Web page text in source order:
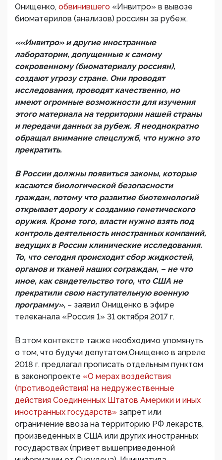
Онищенко, обвинившего «Инвитро» в вывозе
биоматерилов (анализов) россиян за рубеж.
««Инвитро» и другие иностранные
лаборатории, допущенные к самому
сокровенному (биоматериалу россиян),
создают угрозу стране. Они проводят
исследования, проводят качественно, но
имеют огромные возможности для изучения
этого материала на территории нашей страны
и передачи данных за рубеж. Я неоднократно
обращал внимание спецслужб, что нужно это
прекратить.
В России должны появиться законы, которые
касаются биологической безопасности
граждан, потому что развитие биотехнологий
открывает дорогу к созданию генетического
оружия. Кроме того, власти нужно взять под
контроль деятельность иностранных компаний,
ведущих в России клинические исследования.
То, что сегодня происходит сбор жидкостей,
органов и тканей наших сограждан, – не что
иное, как свидетельство того, что США не
прекратили свою наступательную военную
программу», – заявил Онищенко в эфире
телеканала «Россия 1» 31 октября 2017 г.
В этом контексте также необходимо упомянуть
о том, что будучи депутатом,Онищенко в апреле
2018 г. предлагал прописать отдельным пунктом
в законопроекте «О мерах воздействия
(противодействия) на недружественные
действия Соединенных Штатов Америки и иных
иностранных государств» запрет или
ограничение ввоза на территорию РФ лекарств,
произведенных в США или других иностранных
государствах (привет вышеприведенной